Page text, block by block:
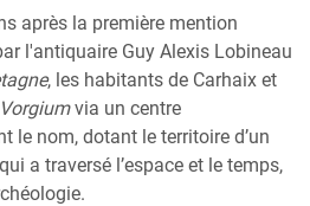
après la première mention
l'antiquaire Guy Alexis Lobineau
, les habitants de Carhaix et
Vorgiumvia un centre
le nom, dotant le territoire d’un
a traversé l’espace et le temps,